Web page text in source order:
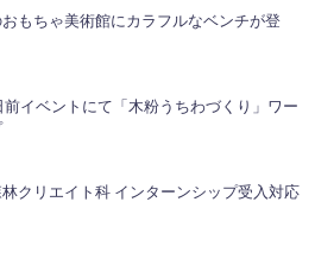
もちゃ美術館にカラフルなベンチが登
前イベントにて「木粉うちわづくり」ワー
クリエイト科 インターンシップ受入対応